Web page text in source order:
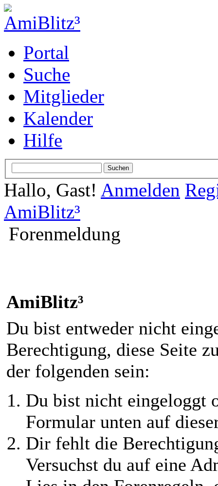
Portal
Suche
Mitglieder
Kalender
Hilfe
Hallo, Gast! Anmelden
AmiBlitz³
Forenmeldung
AmiBlitz³
Du bist entweder nicht
Berechtigung, diese Seite
der folgenden sein:
Du bist nicht eingeloggt
Formular unten auf
Dir fehlt die
Versuchst du auf eine